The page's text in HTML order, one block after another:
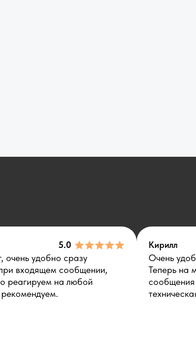
5.0
очень удобно сразу
входящем сообщении,
реагируем на любой
рекомендуем.
Кирилл
Очень
Теперь на
сообщения